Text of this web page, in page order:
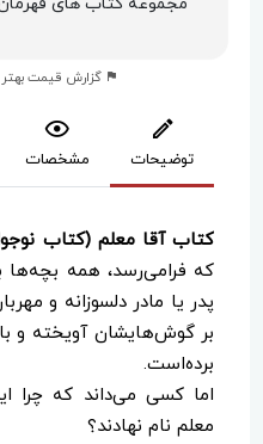
مجموعه کتاب های
گزارش قیمت بهتر
توضیحات مشخصات
کتاب آقا معلم (کتاب
که فرامی‌رسد، همه
پدر یا مادر دلسوزانه و
بر گوش‌هایشان آویخته و با
برده‌است.
اما کسی می‌داند که چرا
معلم نام نهادند؟